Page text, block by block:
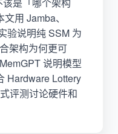
用 Jamba、
验说明纯 SSM 为
架构为何更可
说明模型
Hardware Lottery
评测讨论硬件和